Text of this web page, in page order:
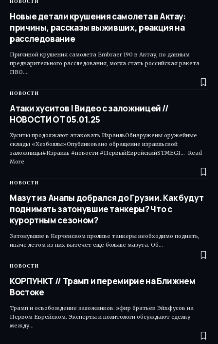
Новые детали крушения самолета в Актау:
причины, рассказы выживших, реакция на
расследование
Причиной крушения самолета Embraer 190 в Актау, по данным
предварительного расследования, могла стать российская ракета
ПВО.…
НОВОСТИ
Атаки хуситов | Видео с заложницей //
НОВОСТИ ОТ 05.01.25
Хуситы продолжают атаковать ИзраильОбнаружены оружейные
склады «Хезболлы»Опубликовано обращение израильской
заложницы#Израиль #новости #ПервыйЕврейскийSTMEGI... Read
More ​
НОВОСТИ
Мазут из Анапы добрался до Грузии. Как будут
поднимать затонувшие танкеры? Что с
курортным сезоном?
Затонувшие в Керченском проливе танкеры необходимо поднять,
иначе летом из них вытечет еще больше мазута. Об…
НОВОСТИ
КОРПУНКТ // Трамп и перемирие на Ближнем
Востоке
Трамп и освобождение заложников: эфир братьев Эйхфусов на
Первом Еврейском. Эксперты и политологи обсуждают сделку
между…